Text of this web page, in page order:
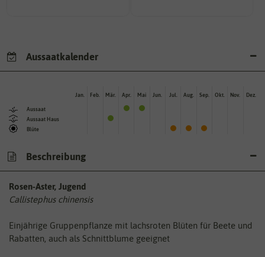
Aussaatkalender
Aussaat
Aussaat Haus
Blüte
Jan. Feb. Mär. Apr. Mai Jun. Jul. Aug. Sep. Okt. Nov. Dez.
Beschreibung
Rosen-Aster, Jugend
Callistephus chinensis
Einjährige Gruppenpflanze mit lachsroten Blüten für Beete und
Rabatten, auch als Schnittblume geeignet